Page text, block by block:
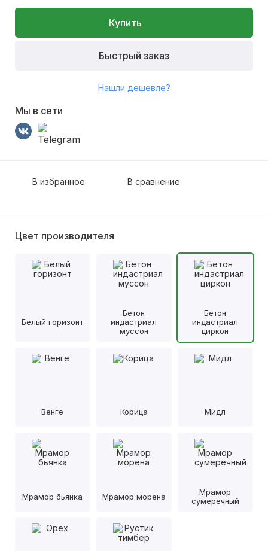
Купить
Быстрый заказ
Нашли дешевле?
Мы в сети
В избранное В сравнение
Цвет производителя
Белый горизонт
Бетон
индастриал
муссон
Бетон
индастриал
циркон
Венге Корица Мидл
Мрамор бьянка Мрамор морена
Мрамор
сумеречный